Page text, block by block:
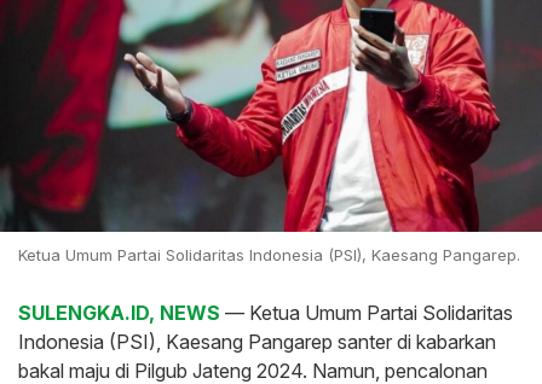
Ketua Umum Partai Solidaritas Indonesia (PSI), Kaesang Pangarep.
SULENGKA.ID, NEWS — Ketua Umum Partai Solidaritas
Indonesia (PSI), Kaesang Pangarep santer di kabarkan
bakal maju di Pilgub Jateng 2024. Namun, pencalonan